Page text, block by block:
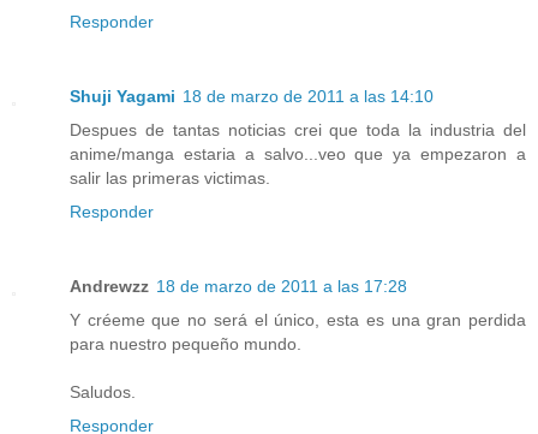
Responder
Shuji Yagami 18 de marzo de 2011 a las 14:10
Despues de tantas noticias crei que toda la industria del
anime/manga estaria a salvo...veo que ya empezaron a
salir las primeras victimas.
Responder
Andrewzz 18 de marzo de 2011 a las 17:28
Y créeme que no será el único, esta es una gran perdida
para nuestro pequeño mundo.
Saludos.
Responder